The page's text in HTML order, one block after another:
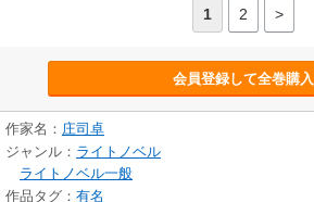
1 2 >
会員登録して全巻購入
作家名： 庄司卓
ジャンル： ライトノベル
ライトノベル一般
作品タグ： 有名